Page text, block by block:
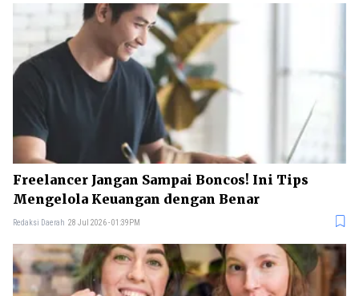
Freelancer Jangan Sampai Boncos! Ini Tips
Mengelola Keuangan dengan Benar
Redaksi Daerah 28 Jul 2026 - 01:39PM